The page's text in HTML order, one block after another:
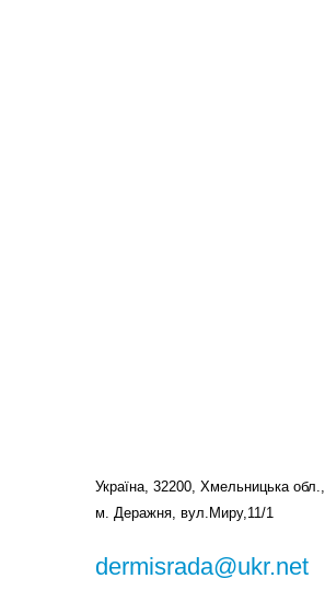
Україна, 32200, Хмельницька обл.,
м. Деражня, вул.Миру,11/1
dermisrada@ukr.net